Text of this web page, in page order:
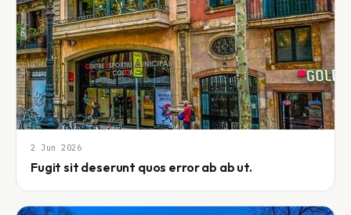
2 Jun 2026
Fugit sit deserunt quos error ab ab ut.